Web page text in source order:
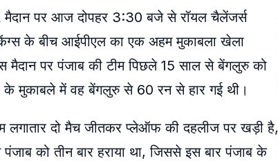
मैदान पर आज दोपहर 3:30 बजे से रॉयल चैलेंजर्स
के बीच आईपीएल का एक अहम मुकाबला खेला
मैदान पर पंजाब की टीम पिछले 15 साल से बेंगलुरु को
के मुकाबले में वह बेंगलुरु से 60 रन से हार गई थी।
लगातार दो मैच जीतकर प्लेऑफ की दहलीज पर खड़ी है,
को तीन बार हराया था, जिससे इस बार पंजाब के